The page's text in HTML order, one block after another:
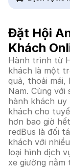
Đặt Hội
Khách
Hành trình từ
khách là một
quả, thoải mái,
Nam. Cùng với
hành khách
khách cho
hơn bao giờ
redBus là đối
khách với
loại hình dịch
xe giường nằm